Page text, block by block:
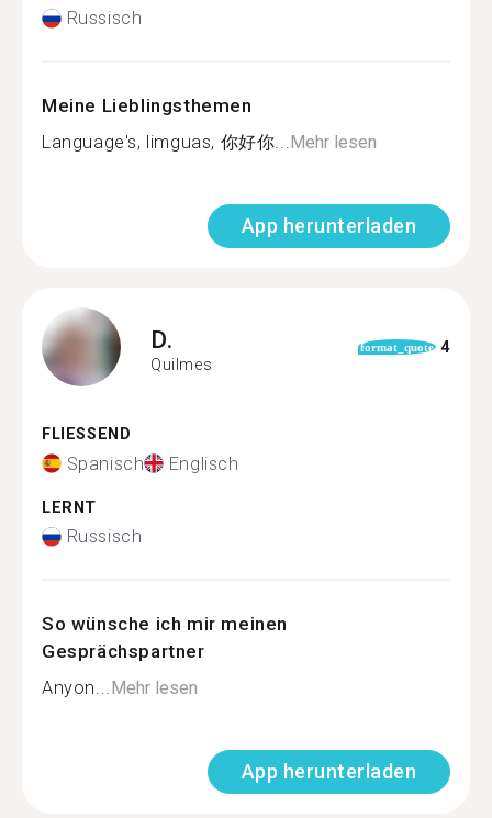
Russisch
Meine Lieblingsthemen
Language's, limguas, 你好你...Mehr lesen
App herunterladen
D.
Quilmes
format_quote 4
FLIESSEND
Spanisch Englisch
LERNT
Russisch
So wünsche ich mir meinen
Gesprächspartner
Anyon...Mehr lesen
App herunterladen